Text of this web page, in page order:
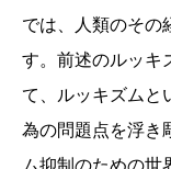
では、人類のその
す。前述のルッキ
て、ルッキズムと
為の問題点を浮き
ム抑制のための世